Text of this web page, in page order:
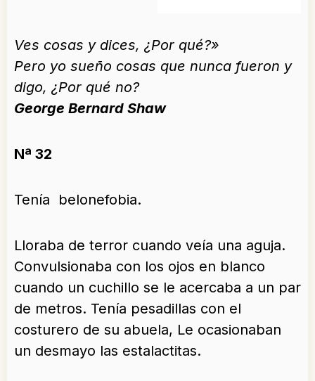
Ves cosas y dices, ¿Por qué?»
Pero yo sueño cosas que nunca fueron y
digo, ¿Por qué no?
George Bernard Shaw
Nª 32
Tenía belonefobia.
Lloraba de terror cuando veía una aguja.
Convulsionaba con los ojos en blanco
cuando un cuchillo se le acercaba a un par
de metros. Tenía pesadillas con el
costurero de su abuela, Le ocasionaban
un desmayo las estalactitas.